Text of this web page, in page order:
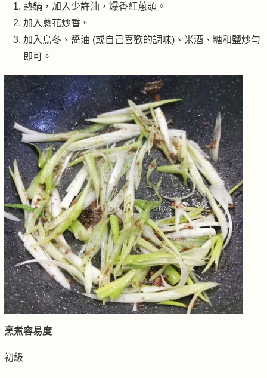
熱鍋，加入少許油，爆香紅蔥頭。
加入蔥花炒香。
加入烏冬、醬油 (或自己喜歡的調味)、米酒、糖和鹽炒勻
即可。
烹煮容易度
初級